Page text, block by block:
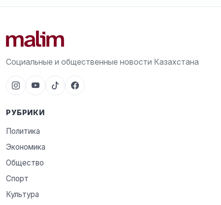
Социальные и общественные новости Казахстана
РУБРИКИ
Политика
Экономика
Общество
Спорт
Культура